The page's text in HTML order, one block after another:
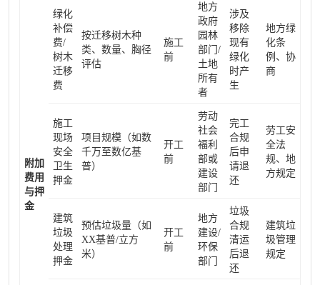
附加
费用
与押
金
绿化
补偿
费/
树木
迁移
费
按迁移树木种
类、数量、胸径
评估
施工
前
地方
政府
园林
部门/
土地
所有
者
涉及
移除
现有
绿化
时产
生
地方绿
化条
例、协
商
施工
现场
安全
卫生
押金
项目规模（如数
千万至数亿基
普）
开工
前
劳动
社会
福利
部或
建设
部门
完工
合规
后申
请退
还
劳工安
全法
规、地
方规定
建筑
垃圾
处理
押金
预估垃圾量（如
XX基普/立方
米）
开工
前
地方
建设/
环保
部门
垃圾
合规
清运
后退
还
建筑垃
圾管理
规定